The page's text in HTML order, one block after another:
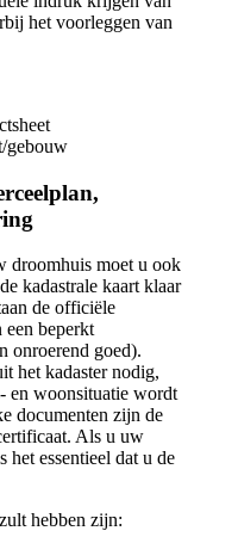
het voorleggen van
gebouw
droomhuis moet u ook
kadastrale kaart klaar
de officiële
beperkt
onroerend goed).
het kadaster nodig,
en woonsituatie wordt
documenten zijn de
Als u uw
het essentieel dat u de
hebben zijn: